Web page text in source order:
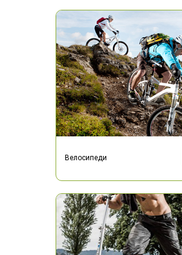
Велосипеди